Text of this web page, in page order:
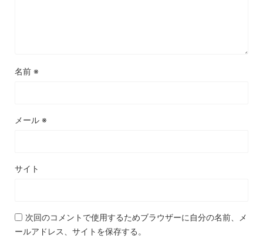
名前 ※
メール ※
サイト
次回のコメントで使用するためブラウザーに自分の名前、メ
ールアドレス、サイトを保存する。